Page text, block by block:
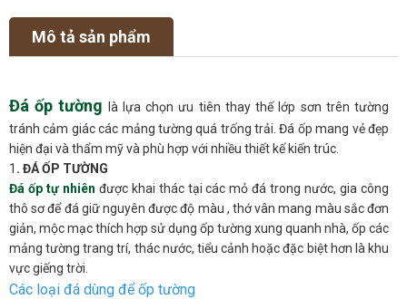
Mô tả sản phẩm
Đá ốp tường là lựa chọn ưu tiên thay thế lớp sơn trên tường
tránh cảm giác các mảng tường quá trống trải. Đá ốp mang vẻ đẹp
hiện đại và thẩm mỹ và phù hợp với nhiều thiết kế kiến trúc.
1 . ĐÁ ỐP TƯỜNG
Đá ốp tự nhiên được khai thác tại các mỏ đá trong nước, gia công
thô sơ để đá giữ nguyên được độ màu , thớ vân mang màu sắc đơn
giản, mộc mạc thích hợp sử dụng ốp tường xung quanh nhà, ốp các
mảng tường trang trí, thác nước, tiểu cảnh hoặc đặc biệt hơn là khu
vực giếng trời.
Các loại đá dùng để ốp tường